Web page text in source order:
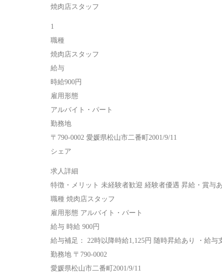
焼肉店スタッフ
1
職種
焼肉店スタッフ
給与
時給900円
雇用形態
アルバイト・パート
勤務地
〒790-0002 愛媛県松山市二番町2001/9/11
シェア
求人詳細
特徴・メリット 未経験者歓迎 経験者優遇 昇給・賞与
職種 焼肉店スタッフ
雇用形態 アルバイト・パート
給与 時給 900円
給与補足： 22時以降時給1,125円 随時昇給あり ・給
勤務地 〒790-0002
愛媛県松山市二番町2001/9/11